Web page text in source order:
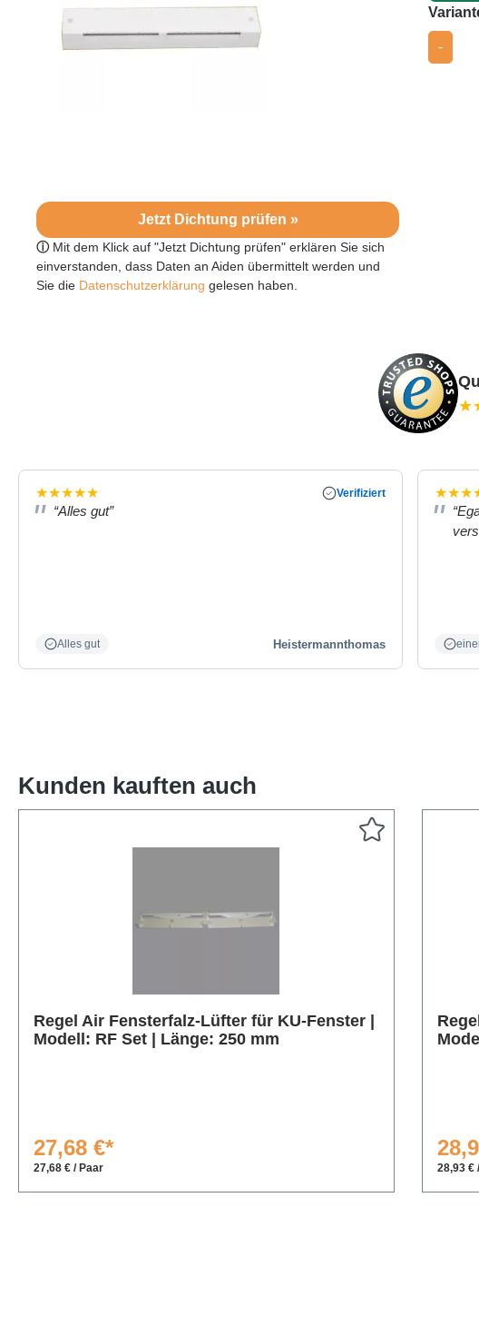
Jetzt Dichtung prüfen »
ⓘ Mit dem Klick auf "Jetzt Dichtung prüfen" erklären Sie sich
einverstanden, dass Daten an Aiden übermittelt werden und
Sie die Datenschutzerklärung gelesen haben.
-
★
★★★★★ Verifiziert
“Alles gut”
Alles gut Heistermannthomas
★★★
Produktgalerie überspringen
Kunden kauften auch
Regel Air Fensterfalz-Lüfter für KU-Fenster |
Modell: RF Set | Länge: 250 mm
27,68 €*
27,68 € / Paar 28,93 €